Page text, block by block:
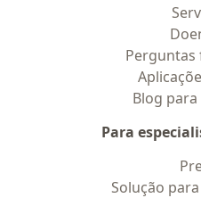
Blog
Para
Solução